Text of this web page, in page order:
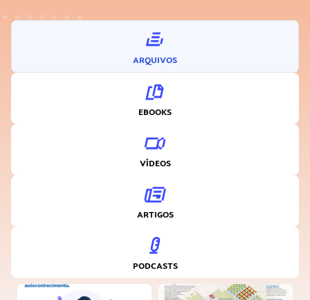
ARQUIVOS
EBOOKS
VÍDEOS
ARTIGOS
PODCASTS